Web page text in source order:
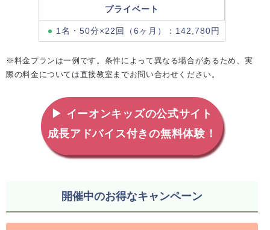
プライベート
1名・50分×22回（6ヶ月）：142,780円
※料金プランは一例です。条件によって異なる場合があるため、実
際の料金については直接教室までお問い合わせください。
▶ イーオンキッズの公式サイト
成長アドバイス付きの無料体験！
開催中のお得なキャンペーン